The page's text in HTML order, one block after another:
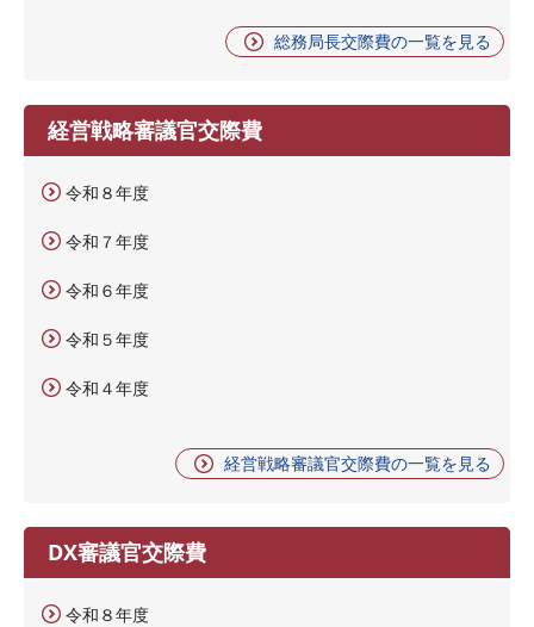
総務局長交際費の一覧を見る
経営戦略審議官交際費
令和８年度
令和７年度
令和６年度
令和５年度
令和４年度
経営戦略審議官交際費の一覧を見る
DX審議官交際費
令和８年度